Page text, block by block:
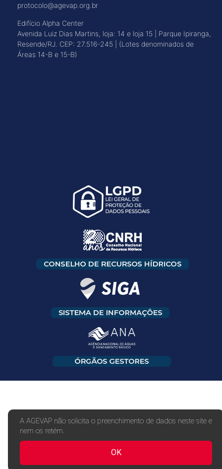
A AGEVAP não solicita o preenchimento de dados neste site e
nem os retém.
OK
protocolo@agevap.org.br
Edifício Alpha Center
Avenida Luiz Dias Martins, loja: 14 e loja 15 | Parque Ipiranga,
Resende/RJ. CEP: 27.516-245 | (Lotes denominados de
Áreas 14-B e 15-B)